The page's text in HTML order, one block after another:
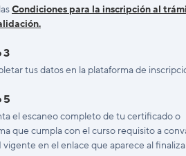
Condiciones para la inscripción al
3
tus datos en la plataforma de
5
el escaneo completo de tu certificado o
que cumpla con el curso requisito a
vigente en el enlace que aparece al